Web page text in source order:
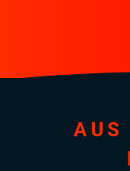
AUS